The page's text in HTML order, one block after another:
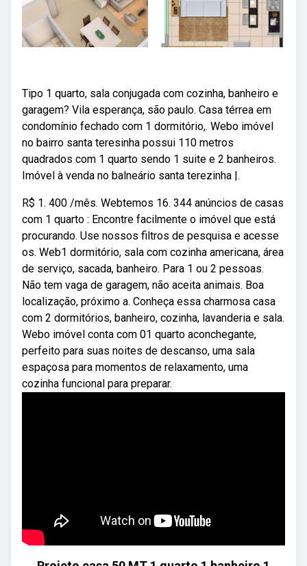
Tipo 1 quarto, sala conjugada com cozinha, banheiro e
garagem? Vila esperança, são paulo. Casa térrea em
condomínio fechado com 1 dormitório,. Webo imóvel
no bairro santa teresinha possui 110 metros
quadrados com 1 quarto sendo 1 suite e 2 banheiros.
Imóvel à venda no balneário santa terezinha |.
R$ 1. 400 /mês. Webtemos 16. 344 anúncios de casas
com 1 quarto : Encontre facilmente o imóvel que está
procurando. Use nossos filtros de pesquisa e acesse
os. Web1 dormitório, sala com cozinha americana, área
de serviço, sacada, banheiro. Para 1 ou 2 pessoas.
Não tem vaga de garagem, não aceita animais. Boa
localização, próximo a. Conheça essa charmosa casa
com 2 dormitórios, banheiro, cozinha, lavanderia e sala.
Webo imóvel conta com 01 quarto aconchegante,
perfeito para suas noites de descanso, uma sala
espaçosa para momentos de relaxamento, uma
cozinha funcional para preparar.